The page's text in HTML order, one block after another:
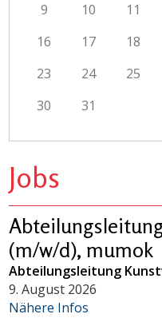
9
10 11
16
17 18
23
24 25
30
31
Jobs
(m/w/d), mumok
Abteilungsleitung
9. August 2026
Nähere Infos